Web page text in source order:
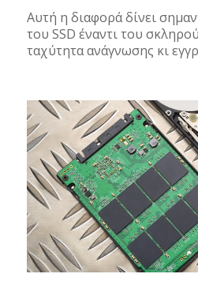
Αυτή η διαφορά δίνει
του SSD έναντι του
ταχύτητα ανάγνωσης κι